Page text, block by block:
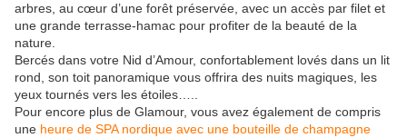
arbres, au cœur d’une forêt préservée, avec un accès par filet et
une grande terrasse-hamac pour profiter de la beauté de la
nature.
Bercés dans votre Nid d’Amour, confortablement lovés dans un lit
rond, son toit panoramique vous offrira des nuits magiques, les
yeux tournés vers les étoiles…..
Pour encore plus de Glamour, vous avez également de compris
une heure de SPA nordique avec une bouteille de champagne